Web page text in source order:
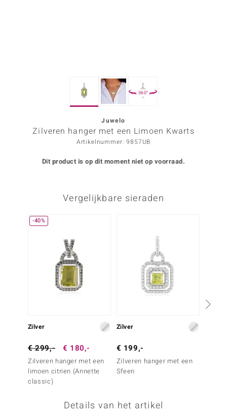
Collection
360°
Juwelo
Zilveren hanger met een Limoen Kwarts
Artikelnummer: 9857UB
Dit product is op dit moment niet op voorraad.
Vergelijkbare sieraden
-40%
Zilver
€ 299,- € 180,-
Zilveren hanger met een
limoen citrien (Annette
classic)
Zilver
€ 199,-
Zilveren hanger met een
Sfeen
Details van het artikel